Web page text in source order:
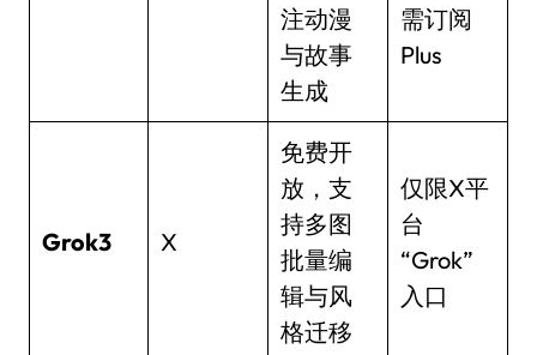
注动漫
与故事
生成
需订阅
Plus
Grok3 X
免费开
放，支
持多图
批量编
辑与风
格迁移
仅限X平
台
“Grok”
入口